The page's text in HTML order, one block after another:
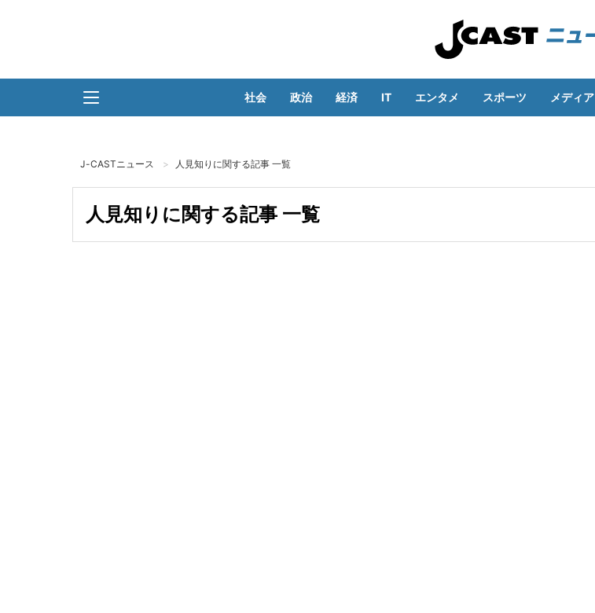
社会 政治 経済 IT エンタメ スポーツ メディア
J-CASTニュース 人見知りに関する記事 一覧
人見知りに関する記事 一覧